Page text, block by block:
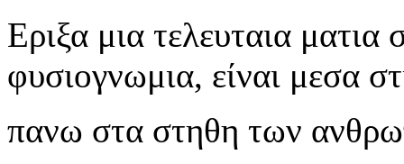
Εριξα μια τελευταια
φυσιογνωμια, είναι μεσα
πανω στα στηθη των